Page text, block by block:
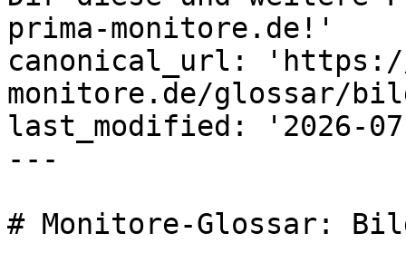
prima-monitore.de!'
canonical_url: 'https://
monitore.de/glossar/
last_modified: '2026-
---
# Monitore-Glossar: